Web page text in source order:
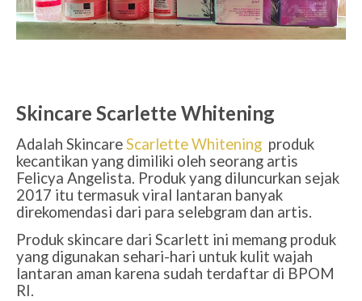
Skincare Scarlette Whitening
Adalah SkincareScarlette Whitening produk
kecantikan yang dimiliki oleh seorang artis
Felicya Angelista. Produk yang diluncurkan sejak
2017 itu termasuk viral lantaran banyak
direkomendasi dari para selebgram dan artis.
Produk skincare dari Scarlett ini memang produk
yang digunakan sehari-hari untuk kulit wajah
lantaran aman karena sudah terdaftar di BPOM
RI.